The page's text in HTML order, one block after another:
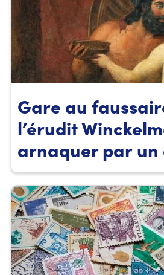
Gare au
l’érudit
arnaquer par un